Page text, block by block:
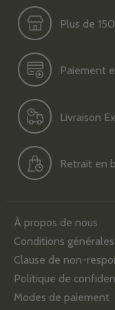
Plus de
Paiement
Livraison
Retrait en
À propos de nous
Conditions
Clause de non-
Politique de
Modes de paiement